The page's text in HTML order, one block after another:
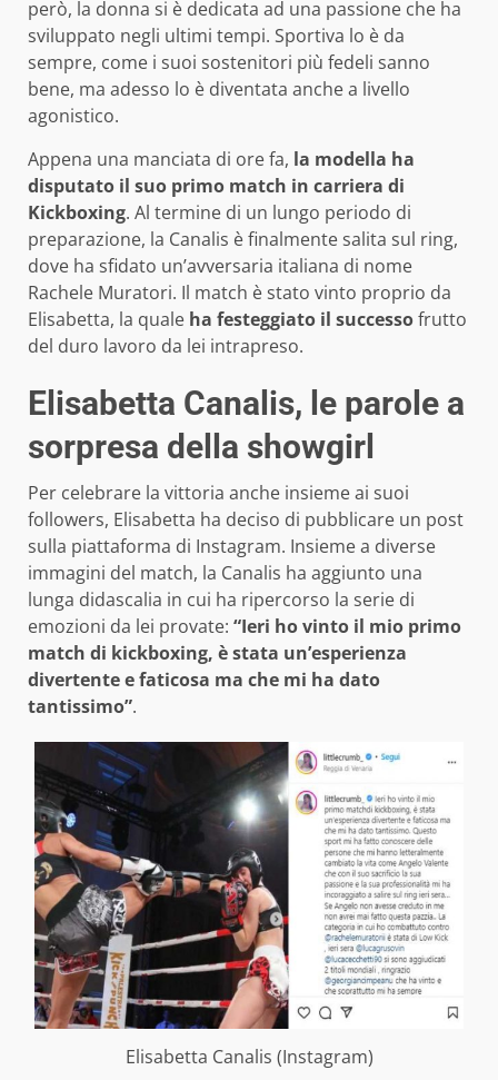
però, la donna si è dedicata ad una passione che ha
sviluppato negli ultimi tempi. Sportiva lo è da
sempre, come i suoi sostenitori più fedeli sanno
bene, ma adesso lo è diventata anche a livello
agonistico.
Appena una manciata di ore fa, la modella ha
disputato il suo primo match in carriera di
Kickboxing. Al termine di un lungo periodo di
preparazione, la Canalis è finalmente salita sul ring,
dove ha sfidato un’avversaria italiana di nome
Rachele Muratori. Il match è stato vinto proprio da
Elisabetta, la quale ha festeggiato il successofrutto
del duro lavoro da lei intrapreso.
Elisabetta Canalis, le parole a
sorpresa della showgirl
Per celebrare la vittoria anche insieme ai suoi
followers, Elisabetta ha deciso di pubblicare un post
sulla piattaforma di Instagram. Insieme a diverse
immagini del match, la Canalis ha aggiunto una
lunga didascalia in cui ha ripercorso la serie di
emozioni da lei provate: “Ieri ho vinto il mio primo
match di kickboxing, è stata un’esperienza
divertente e faticosa ma che mi ha dato
tantissimo”.
Elisabetta Canalis (Instagram)